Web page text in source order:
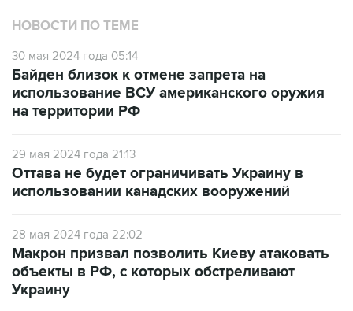
НОВОСТИ ПО ТЕМЕ
30 мая 2024 года 05:14
Байден близок к отмене запрета на
использование ВСУ американского оружия
на территории РФ
29 мая 2024 года 21:13
Оттава не будет ограничивать Украину в
использовании канадских вооружений
28 мая 2024 года 22:02
Макрон призвал позволить Киеву атаковать
объекты в РФ, с которых обстреливают
Украину